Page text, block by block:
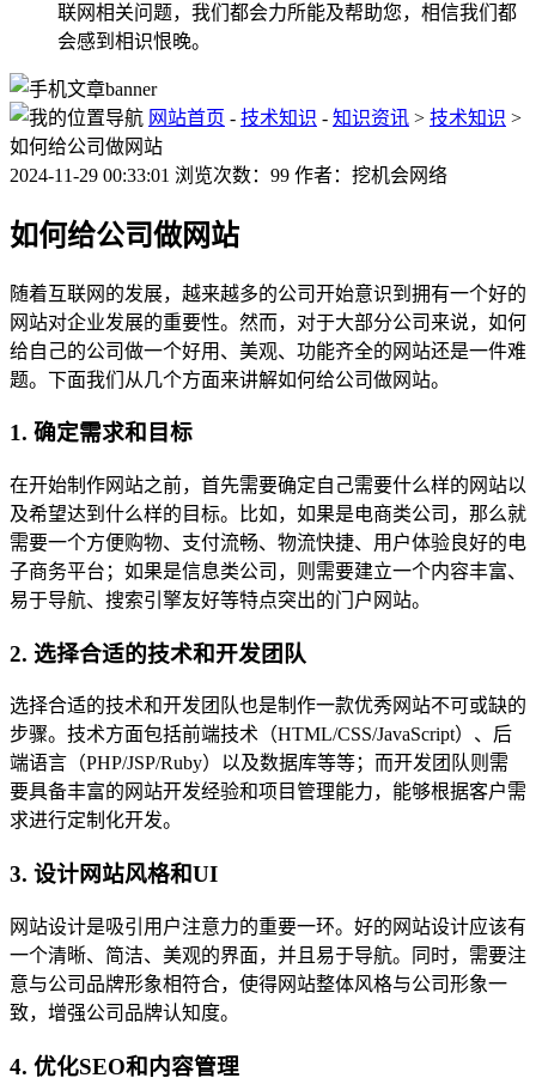
联网相关问题，我们都会力所能及帮助您，相信我们都
会感到相识恨晚。
网站首页 - 技术知识 - 知识资讯 > 技术知识 >
如何给公司做网站
2024-11-29 00:33:01 浏览次数：99 作者：挖机会网络
如何给公司做网站
随着互联网的发展，越来越多的公司开始意识到拥有一个好的
网站对企业发展的重要性。然而，对于大部分公司来说，如何
给自己的公司做一个好用、美观、功能齐全的网站还是一件难
题。下面我们从几个方面来讲解如何给公司做网站。
1. 确定需求和目标
在开始制作网站之前，首先需要确定自己需要什么样的网站以
及希望达到什么样的目标。比如，如果是电商类公司，那么就
需要一个方便购物、支付流畅、物流快捷、用户体验良好的电
子商务平台；如果是信息类公司，则需要建立一个内容丰富、
易于导航、搜索引擎友好等特点突出的门户网站。
2. 选择合适的技术和开发团队
选择合适的技术和开发团队也是制作一款优秀网站不可或缺的
步骤。技术方面包括前端技术（HTML/CSS/JavaScript）、后
端语言（PHP/JSP/Ruby）以及数据库等等；而开发团队则需
要具备丰富的网站开发经验和项目管理能力，能够根据客户需
求进行定制化开发。
3. 设计网站风格和UI
网站设计是吸引用户注意力的重要一环。好的网站设计应该有
一个清晰、简洁、美观的界面，并且易于导航。同时，需要注
意与公司品牌形象相符合，使得网站整体风格与公司形象一
致，增强公司品牌认知度。
4. 优化SEO和内容管理